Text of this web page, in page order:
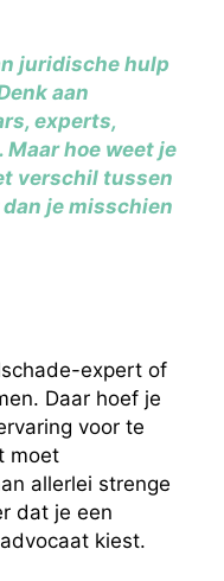
juridische hulp
aan
experts,
hoe weet je
verschil tussen
je misschien
expert of
Daar hoef je
voor te
moet
allerlei strenge
dat je een
kiest.